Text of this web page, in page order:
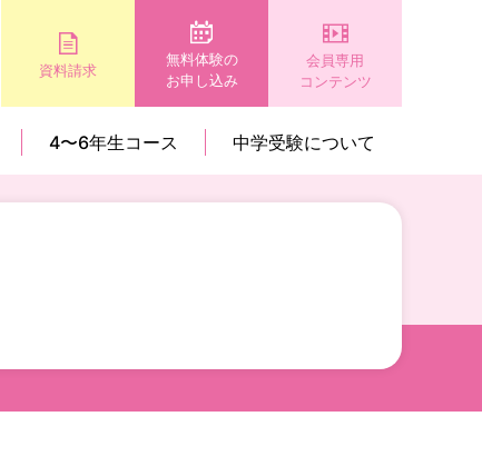
資料請求
無料体験の
お申し込み
会員専用
コンテンツ
4〜6年生コース 中学受験について